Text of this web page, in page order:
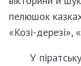
пелюшок
«Козі-дерезі»,
У